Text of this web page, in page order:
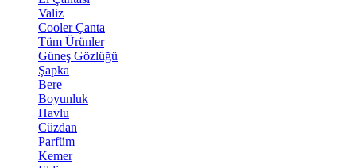
Valiz
Cooler Çanta
Tüm Ürünler
Güneş Gözlüğü
Şapka
Bere
Boyunluk
Havlu
Cüzdan
Parfüm
Kemer